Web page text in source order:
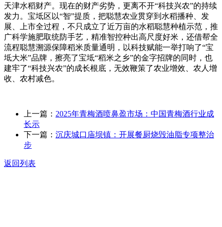
天津水稻财产。现在的财产劣势，更离不开“科技兴农”的持续
发力。宝坻区以“智”提质，把聪慧农业贯穿到水稻播种、发
展、上市全过程，不只成立了近万亩的水稻聪慧种植示范，推
广科学施肥取统防手艺，精准智控种出高尺度好米，还借帮全
流程聪慧溯源保障稻米质量通明，以科技赋能一举打响了“宝
坻大米”品牌，擦亮了宝坻“稻米之乡”的金字招牌的同时，也
建牢了“科技兴农”的成长根底，无效鞭策了农业增效、农人增
收、农村减色。
上一篇： 2025年青梅酒喷鼻盈市场：中国青梅酒行业成
长示
下一篇： 沉庆城口庙坝镇：开展餐厨烧毁油脂专项整治
步
返回列表